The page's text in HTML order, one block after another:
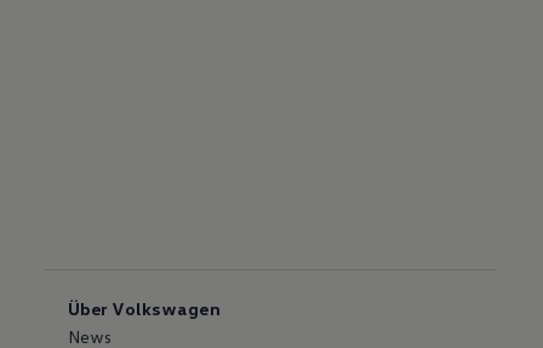
Über Volkswagen
News